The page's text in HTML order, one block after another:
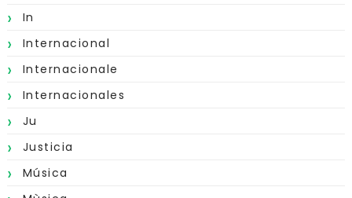
In
Internacional
Internacionale
Internacionales
Ju
Justicia
Música